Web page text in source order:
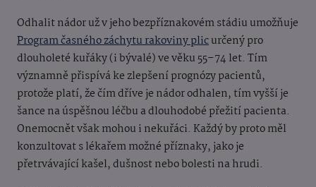
Odhalit nádor už v jeho bezpříznakovém stádiu umožňuje
Program časného záchytu rakoviny plicurčený pro
dlouholeté kuřáky (i bývalé) ve věku 55–74 let. Tím
významně přispívá ke zlepšení prognózy pacientů,
protože platí, že čím dříve je nádor odhalen, tím vyšší je
šance na úspěšnou léčbu a dlouhodobé přežití pacienta.
Onemocnět však mohou i nekuřáci. Každý by proto měl
konzultovat s lékařem možné příznaky, jako je
přetrvávající kašel, dušnost nebo bolesti na hrudi.